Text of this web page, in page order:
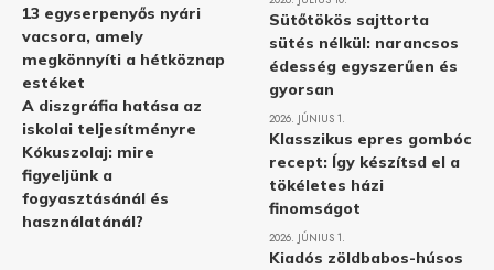
13 egyserpenyős nyári
vacsora, amely
megkönnyíti a hétköznap
estéket
A diszgráfia hatása az
iskolai teljesítményre
Kókuszolaj: mire
figyeljünk a
fogyasztásánál és
használatánál?
Sütőtökös sajttorta
sütés nélkül: narancsos
édesség egyszerűen és
gyorsan
2026. JÚNIUS 1.
Klasszikus epres gombóc
recept: Így készítsd el a
tökéletes házi
finomságot
2026. JÚNIUS 1.
Kiadós zöldbabos-húsos